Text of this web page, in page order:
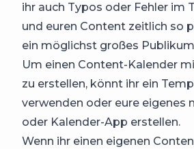
ihr auch Typos oder Fehler im
und euren Content zeitlich so
ein möglichst großes
Um einen Content-Kalender
zu erstellen, könnt ihr ein
verwenden oder eure eigenes
oder Kalender-App erstellen.
Wenn ihr einen eigenen